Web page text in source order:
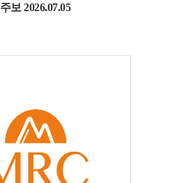
주보 2026.07.05